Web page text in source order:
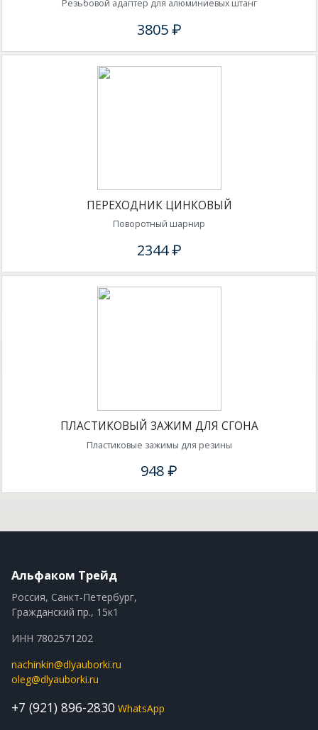
Резьбовой адаптер для алюминиевых штанг
3805 ₽
ПЕРЕХОДНИК ЦИНКОВЫЙ
Поворотный шарнир
2344 ₽
ПЛАСТИКОВЫЙ ЗАЖИМ ДЛЯ СГОНА
Пластиковые зажимы для резины
948 ₽
Альфаком Трейд
Россия, Санкт-Петербург,
Гражданский пр., 15к1
ИНН 7802571202
nachinkin@dlyauborki.ru
oleg@dlyauborki.ru
+7 (921) 896-2830 WhatsApp